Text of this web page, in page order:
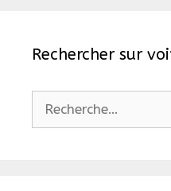
Rechercher sur